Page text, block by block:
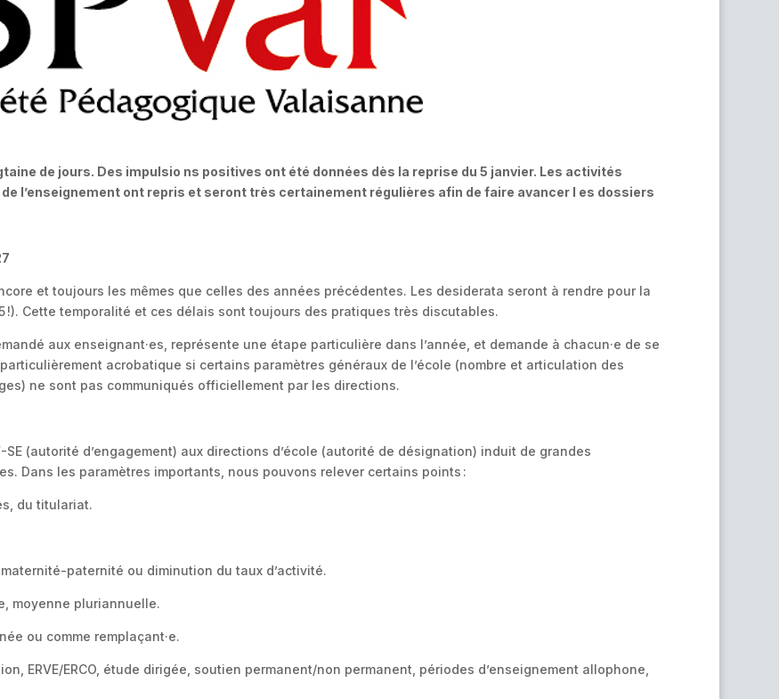
de jours. Des impulsio ns positives ont été données dès la reprise du 5 janvier. Les activités
l’enseignement ont repris et seront très certainement régulières afin de faire avancer l es dossiers
et toujours les mêmes que celles des années précédentes. Les desiderata seront à rendre pour la
Cette temporalité et ces délais sont toujours des pratiques très discutables.
aux enseignant·es, représente une étape particulière dans l’année, et demande à chacun·e de se
acrobatique si certains paramètres généraux de l’école (nombre et articulation des
ne sont pas communiqués officiellement par les directions.
(autorité d’engagement) aux directions d’école (autorité de désignation) induit de grandes
Dans les paramètres importants, nous pouvons relever certains points :
du titulariat.
paternité ou diminution du taux d’activité.
moyenne pluriannuelle.
ou comme remplaçant·e.
ERVE/ERCO, étude dirigée, soutien permanent/non permanent, périodes d’enseignement allophone,